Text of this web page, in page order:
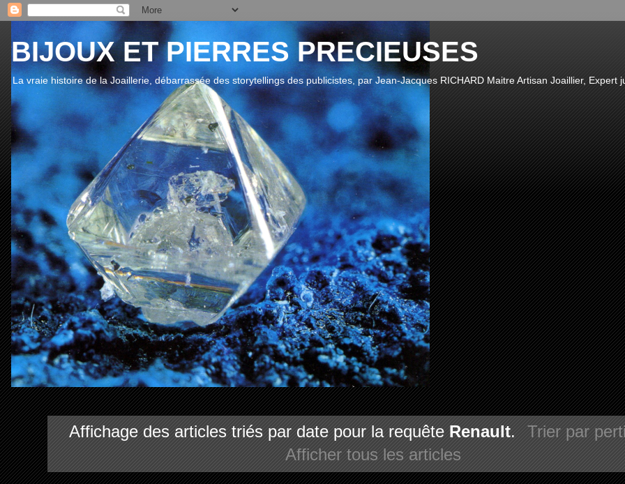
BIJOUX ET PIERRES PRECIEUSES
La vraie histoire de la Joaillerie, débarrassée des storytellings des publicistes, par Jean-Jacques RICHARD Maitre Artisan Joaillier, Expert
Affichage des articles triés par date pour la requêteRenault. Trier par
Afficher tous les articles